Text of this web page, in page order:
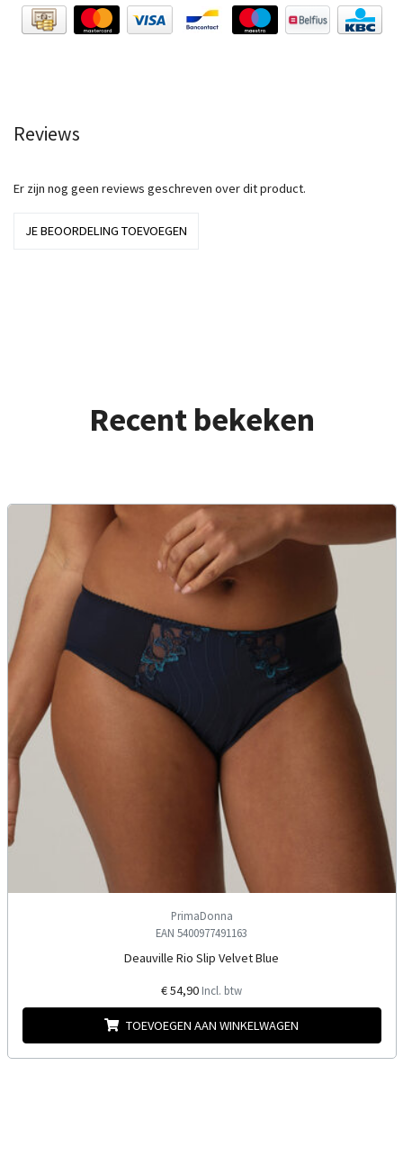
Reviews
Er zijn nog geen reviews geschreven over dit product.
JE BEOORDELING TOEVOEGEN
Recent bekeken
PrimaDonna
EAN 5400977491163
Deauville Rio Slip Velvet Blue
€ 54,90 Incl. btw
TOEVOEGEN AAN WINKELWAGEN